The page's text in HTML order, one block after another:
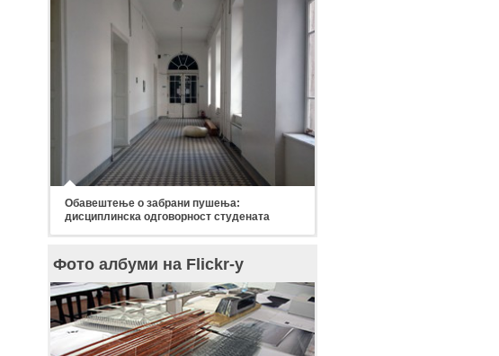
Обавештење о забрани пушења:
дисциплинска одговорност студената
Фото албуми на Flickr-у